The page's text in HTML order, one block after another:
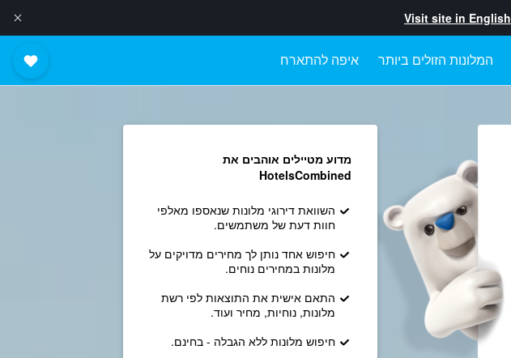
Visit site in English
המלונות הזולים ביותר איפה להתארח
מדוע מטיילים אוהבים את
HotelsCombined
השוואת דירוגי מלונות שנאספו מאלפי
חוות דעת של משתמשים.
חיפוש אחד נותן לך מחירים מדויקים על
מלונות במחירים נוחים.
התאם אישית את התוצאות לפי רשת
מלונות, נוחיות, מחיר ועוד.
חיפוש מלונות ללא הגבלה - בחינם.